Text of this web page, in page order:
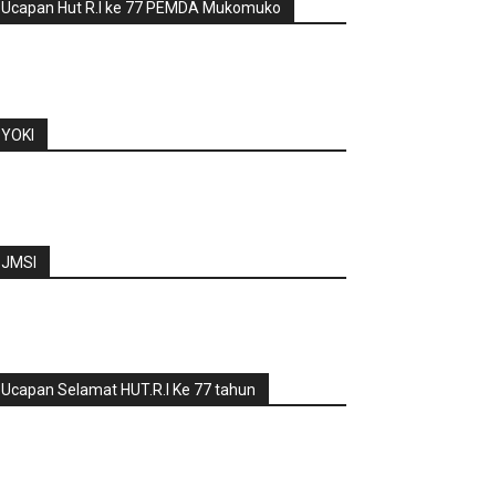
Ucapan Hut R.I ke 77 PEMDA Mukomuko
YOKI
JMSI
Ucapan Selamat HUT.R.I Ke 77 tahun